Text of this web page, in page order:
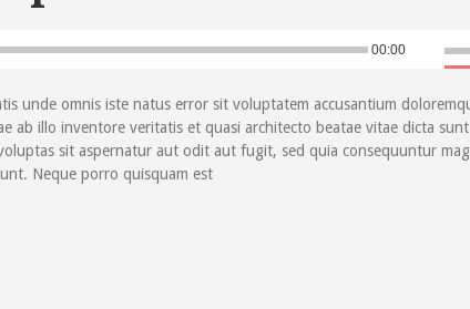
00:00
Up/
to
unde omnis iste natus error sit voluptatem accusantium
ab illo inventore veritatis et quasi architecto beatae vitae dicta sunt
sit aspernatur aut odit aut fugit, sed quia consequuntur
Neque porro quisquam est